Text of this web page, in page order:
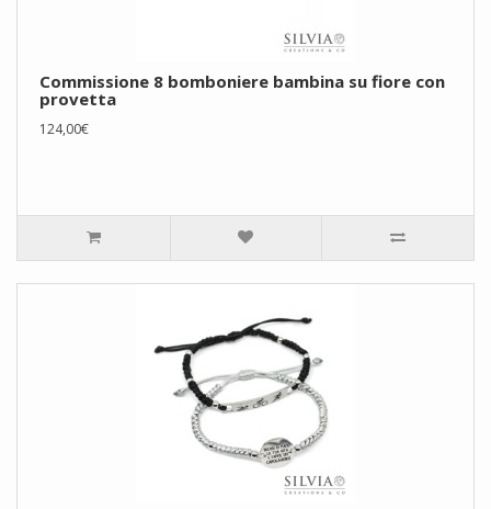
Commissione 8 bomboniere bambina su fiore con
provetta
124,00€